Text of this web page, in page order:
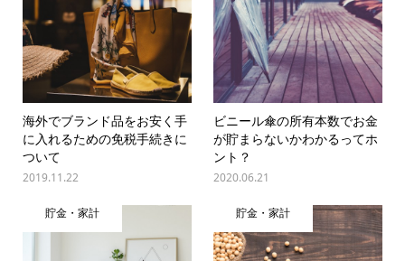
海外でブランド品をお安く手
に入れるための免税手続きに
ついて
2019.11.22
ビニール傘の所有本数でお金
が貯まらないかわかるってホ
ント？
2020.06.21
貯金・家計 貯金・家計